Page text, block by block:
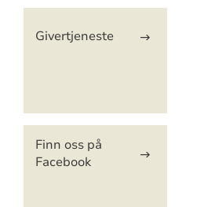
Givertjeneste
Finn oss på
Facebook